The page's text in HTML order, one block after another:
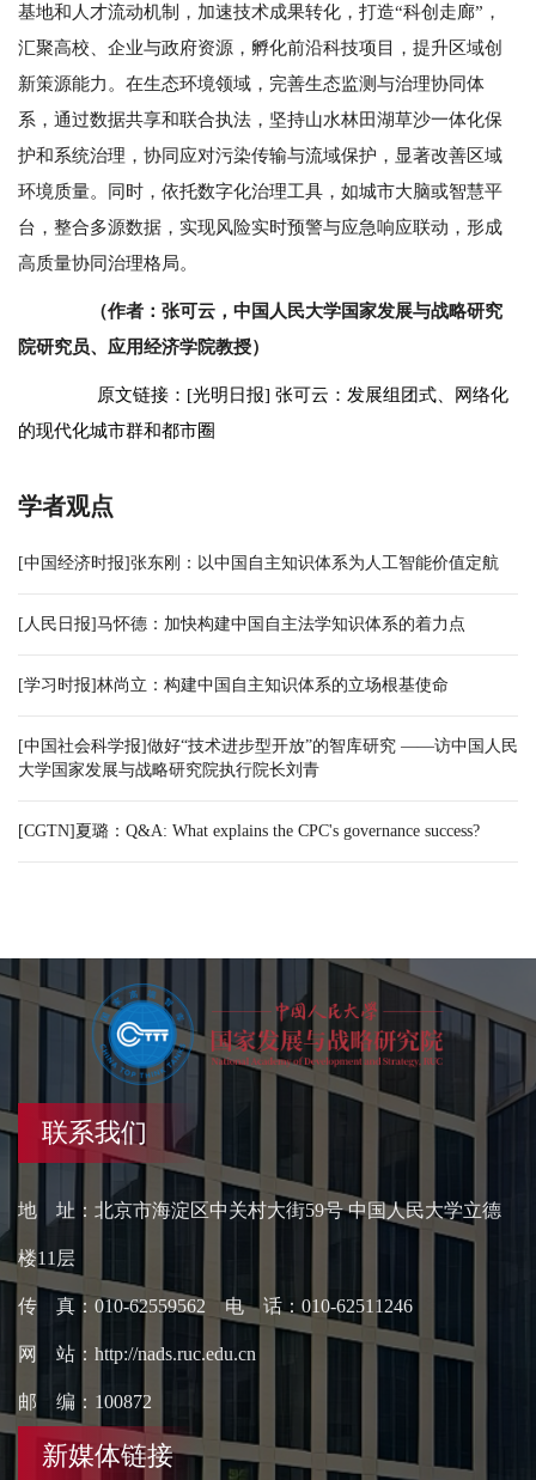
基地和人才流动机制，加速技术成果转化，打造“科创走廊”，
汇聚高校、企业与政府资源，孵化前沿科技项目，提升区域创
新策源能力。在生态环境领域，完善生态监测与治理协同体
系，通过数据共享和联合执法，坚持山水林田湖草沙一体化保
护和系统治理，协同应对污染传输与流域保护，显著改善区域
环境质量。同时，依托数字化治理工具，如城市大脑或智慧平
台，整合多源数据，实现风险实时预警与应急响应联动，形成
高质量协同治理格局。
（作者：张可云，中国人民大学国家发展与战略研究
院研究员、应用经济学院教授）
原文链接：[光明日报] 张可云：发展组团式、网络化
的现代化城市群和都市圈
学者观点
[中国经济时报]张东刚：以中国自主知识体系为人工智能价值定航
[人民日报]马怀德：加快构建中国自主法学知识体系的着力点
[学习时报]林尚立：构建中国自主知识体系的立场根基使命
[中国社会科学报]做好“技术进步型开放”的智库研究 ——访中国人民
大学国家发展与战略研究院执行院长刘青
[CGTN]夏璐：Q&A: What explains the CPC's governance success?
联系我们
地 址：北京市海淀区中关村大街59号 中国人民大学立德
楼11层
传 真：010-62559562 电 话：010-62511246
网 站：http://nads.ruc.edu.cn
邮 编：100872
新媒体链接